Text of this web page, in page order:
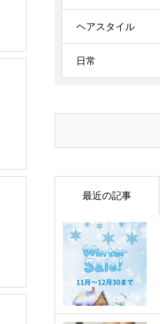
ヘアスタイル
日常
最近の記事